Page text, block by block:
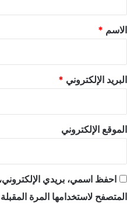
*
الاسم *
البريد الإلكتروني *
الموقع الإلكتروني
احفظ اسمي، بريدي
المتصفح لاستخدامها المرة